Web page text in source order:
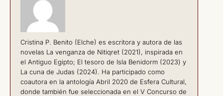
Cristina P. Benito (Elche) es escritora y autora de las
novelas La venganza de Nitiqret (2021), inspirada en
el Antiguo Egipto; El tesoro de Isla Benidorm (2023) y
La cuna de Judas (2024). Ha participado como
coautora en la antología Abril 2020 de Esfera Cultural,
donde también fue seleccionada en el V Concurso de